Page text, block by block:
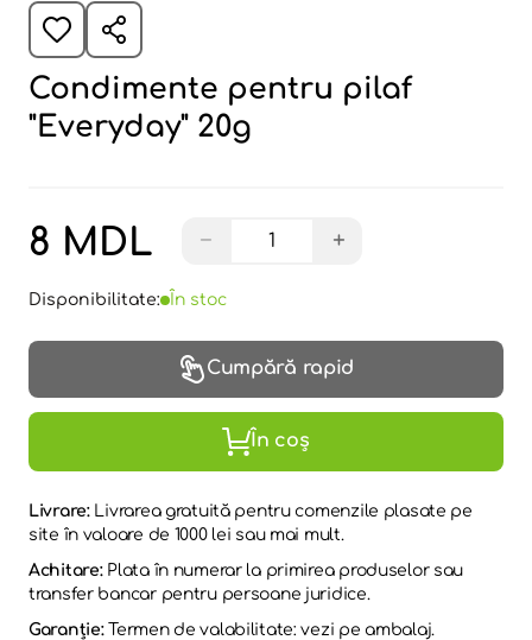
Condimente pentru pilaf
"Everyday" 20g
8 MDL − +
Disponibilitate: În stoc
Cumpără rapid
În coș
Livrare: Livrarea gratuită pentru comenzile plasate pe
site în valoare de 1000 lei sau mai mult.
Achitare: Plata în numerar la primirea produselor sau
transfer bancar pentru persoane juridice.
Garanție:Termen de valabilitate: vezi pe ambalaj.